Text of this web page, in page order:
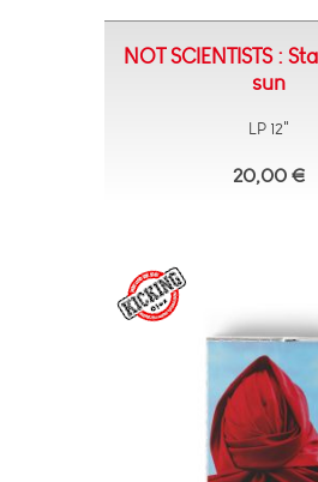
NOT SCIENTISTS :
sun
LP 12"
20,00 €